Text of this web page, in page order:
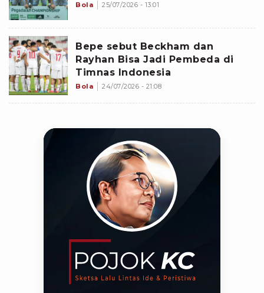
Bola 25/07/2026 - 13:01
Bepe sebut Beckham dan
Rayhan Bisa Jadi Pembeda di
Timnas Indonesia
Bola 24/07/2026 - 21:08